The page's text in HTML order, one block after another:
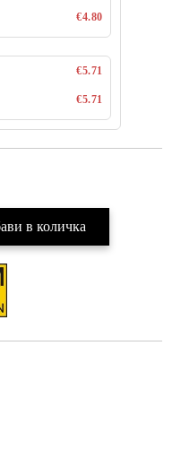
€4.80
€5.71
€5.71